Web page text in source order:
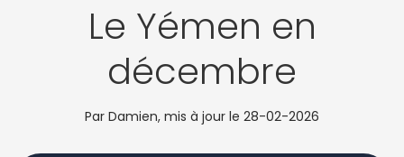
Le Yémen en
décembre
Par Damien, mis à jour le 28-02-2026